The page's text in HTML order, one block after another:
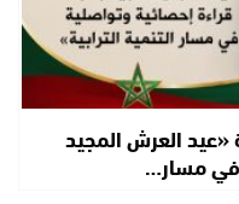
العرش المجيد
في مسار…